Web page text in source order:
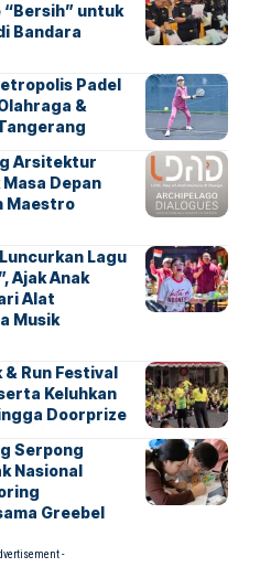
“Bersih” untuk
Bandara
Padel
&
Arsitektur
Depan
Maestro
Lagu
Ajak Anak
Alat
Musik
& Run Festival
Keluhkan
Doorprize
Serpong
Nasional
Greebel
-